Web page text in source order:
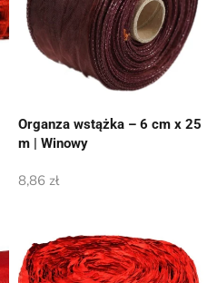
Organza wstążka – 6 cm x 25
m | Winowy
8,86 zł